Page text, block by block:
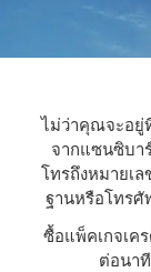
ไม่ว่าคุณจะอยู่
จากแซนซิบา
โทรถึงหมายเ
ฐานหรือโทรศั
ซื้อแพ็คเกจเค
ต่อนา